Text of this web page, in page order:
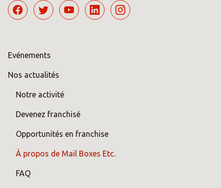
Evénements
Nos actualités
Notre activité
Devenez franchisé
Opportunités en franchise
À propos de Mail Boxes Etc.
FAQ